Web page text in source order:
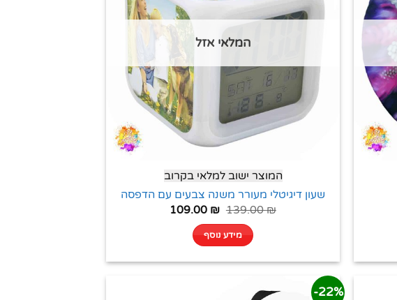
המלאי אזל
המוצר ישוב למלאי בקרוב
שעון דיגיטלי מעורר משנה צבעים עם הדפסה
139.00₪
109.00 ₪
מידע נוסף
22%-